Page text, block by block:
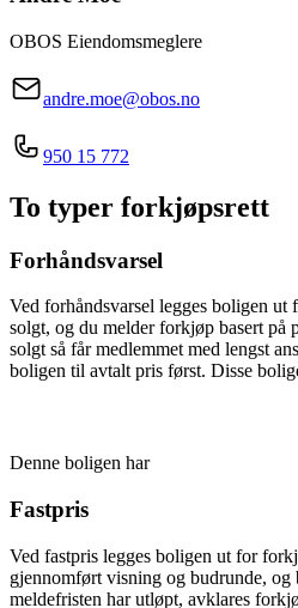
OBOS Eiendomsmeglere
andre.moe@obos.no
950 15 772
To typer forkjøpsrett
Forhåndsvarsel
Ved forhåndsvarsel legges boligen
solgt, og du melder forkjøp basert
solgt så får medlemmet med lengst
boligen til avtalt pris først. Disse
Denne boligen har
Fastpris
Ved fastpris legges boligen ut for
gjennomført visning og budrunde, og
meldefristen har utløpt, avklares